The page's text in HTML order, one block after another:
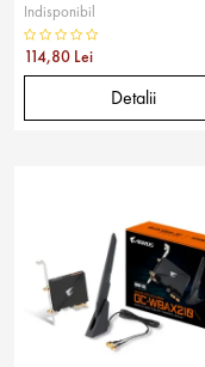
Indisponibil
114,80 Lei
Detalii